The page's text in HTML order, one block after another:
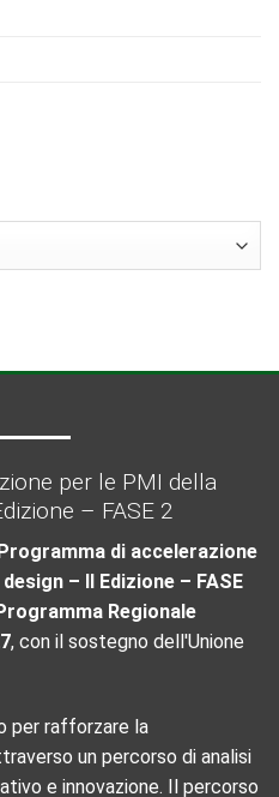
per le PMI della
– FASE 2
Programma di accelerazione
– II Edizione – FASE
Regionale
, con il sostegno dell'Unione
per rafforzare la
un percorso di analisi
e innovazione. Il percorso